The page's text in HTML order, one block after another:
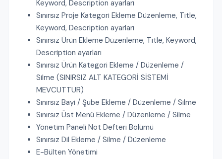
Keyword, Description ayarları
Sınırsız Proje Kategori Ekleme Düzenleme, Title,
Keyword, Description ayarları
Sınırsız Ürün Ekleme Düzenleme, Title, Keyword,
Description ayarları
Sınırsız Ürün Kategori Ekleme / Düzenleme /
Silme (SINIRSIZ ALT KATEGORİ SİSTEMİ
MEVCUTTUR)
Sınırsız Bayi / Şube Ekleme / Düzenleme / Silme
Sınırsız Üst Menü Ekleme / Düzenleme / Silme
Yönetim Paneli Not Defteri Bölümü
Sınırsız Dil Ekleme / Silme / Düzenleme
E-Bülten Yönetimi